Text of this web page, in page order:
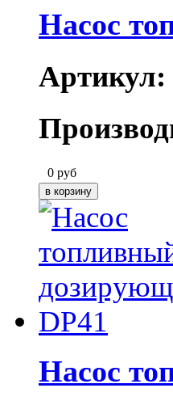
Насос
Артикул:
0 руб
Насос